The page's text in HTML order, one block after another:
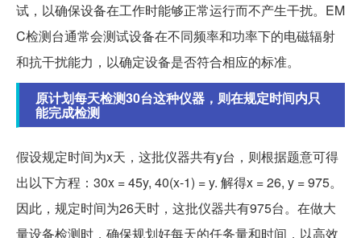
试，以确保设备在工作时能够正常运行而不产生干扰。EM
C检测台通常会测试设备在不同频率和功率下的电磁辐射
和抗干扰能力，以确定设备是否符合相应的标准。
原计划每天检测30台这种仪器，则在规定时间内只
能完成检测
假设规定时间为x天，这批仪器共有y台，则根据题意可得
出以下方程：30x = 45y, 40(x-1) = y. 解得x = 26, y = 975。
因此，规定时间为26天时，这批仪器共有975台。在做大
量设备检测时，确保规划好每天的任务量和时间，以高效